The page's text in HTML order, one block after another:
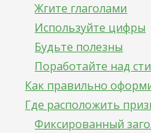
Жгите глаголами
Используйте цифры
Будьте полезны
Поработайте над
Как правильно
Где расположить
Фиксированный